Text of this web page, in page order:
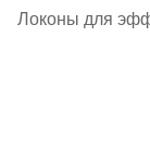
Локоны для